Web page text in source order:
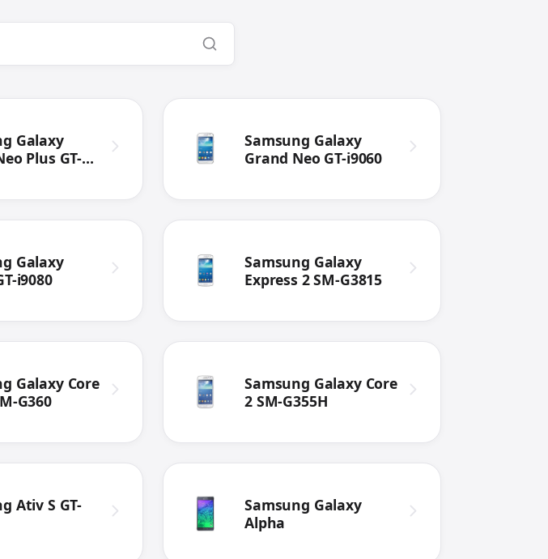
Galaxy
Plus GT-
Samsung Galaxy
Grand Neo GT-i9060
Galaxy
i9080
Samsung Galaxy
Express 2 SM-G3815
Galaxy Core
G360
Samsung Galaxy Core
2 SM-G355H
Ativ S GT-
Samsung Galaxy
Alpha